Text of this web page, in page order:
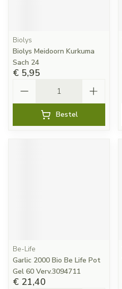
Biolys
Biolys Meidoorn Kurkuma
Sach 24
€ 5,95
Bestel
Be-Life
Garlic 2000 Bio Be Life Pot
Gel 60 Verv.3094711
€ 21,40